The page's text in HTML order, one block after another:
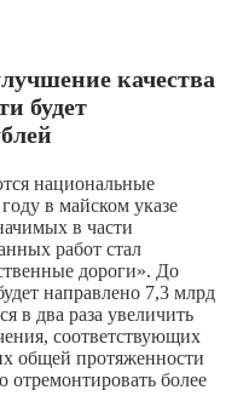
качества
будет
национальные
в майском указе
в части
работ стал
дороги». До
направлено 7,3 млрд
в два раза увеличить
соответствующих
общей протяженности
отремонтировать более